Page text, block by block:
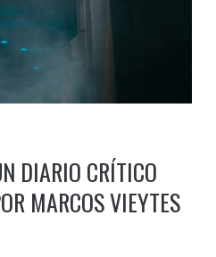
DIARIO CRÍTICO
MARCOS VIEYTES